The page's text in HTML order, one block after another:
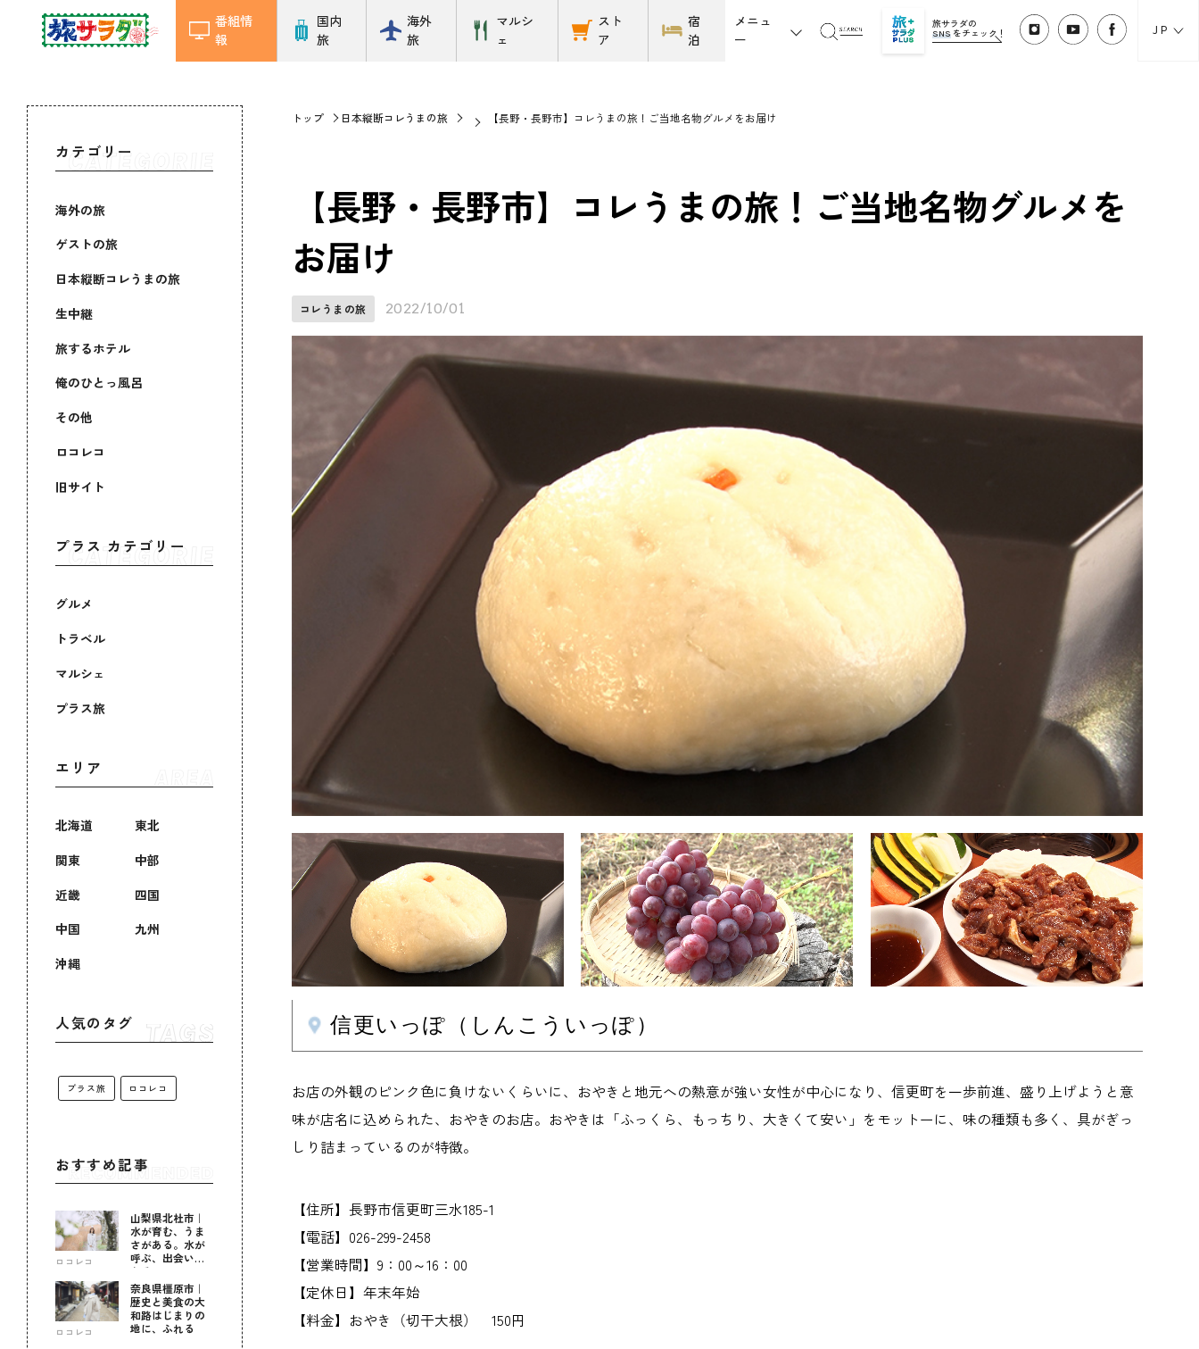
番組情
報
国内
旅
海外
旅
マルシ
ェ
スト
ア
宿
泊
メニュ
ー
旅サラダの
SNS をチェック！ JP
カテゴリー
海外の旅
ゲストの旅
日本縦断コレうまの旅
生中継
旅するホテル
俺のひとっ風呂
その他
ロコレコ
旧サイト
プラス カテゴリー
グルメ
トラベル
マルシェ
プラス旅
エリア
北海道
東北
関東
中部
近畿
四国
中国
九州
沖縄
人気のタグ
プラス旅 ロコレコ
おすすめ記事
ロコレコ
山梨県北杜市｜
水が育む、うま
さがある。水が
呼ぶ、出会いが
ある。
ロコレコ
奈良県橿原市｜
歴史と美食の大
和路はじまりの
地に、ふれる
トップ 日本縦断コレうまの旅 【長野・長野市】コレうまの旅！ご当地名物グルメをお届け
【長野・長野市】コレうまの旅！ご当地名物グルメを
お届け
コレうまの旅 2022/10/01
信更いっぽ（しんこういっぽ）
お店の外観のピンク色に負けないくらいに、おやきと地元への熱意が強い女性が中心になり、信更町を一歩前進、盛り上げようと意
味が店名に込められた、おやきのお店。おやきは「ふっくら、もっちり、大きくて安い」をモットーに、味の種類も多く、具がぎっ
しり詰まっているのが特徴。
【住所】長野市信更町三水185-1
【電話】026-299-2458
【営業時間】9：00～16：00
【定休日】年末年始
【料金】おやき（切干大根） 150円